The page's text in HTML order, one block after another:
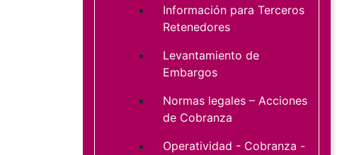
Información para Terceros
Retenedores
Levantamiento de
Embargos
Normas legales – Acciones
de Cobranza
Operatividad - Cobranza -